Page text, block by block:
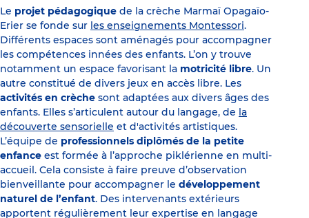
Le projet pédagogique de la crèche Marmaï Opagaïo-
Erier se fonde sur les enseignements Montessori.
Différents espaces sont aménagés pour accompagner
les compétences innées des enfants. L’on y trouve
notamment un espace favorisant la motricité libre. Un
autre constitué de divers jeux en accès libre. Les
activités en crèche sont adaptées aux divers âges des
enfants. Elles s’articulent autour du langage, de la
découverte sensorielle et d'activités artistiques.
L’équipe de professionnels diplômés de la petite
enfance est formée à l’approche piklérienne en multi-
accueil. Cela consiste à faire preuve d’observation
bienveillante pour accompagner le développement
naturel de l’enfant. Des intervenants extérieurs
apportent régulièrement leur expertise en langage